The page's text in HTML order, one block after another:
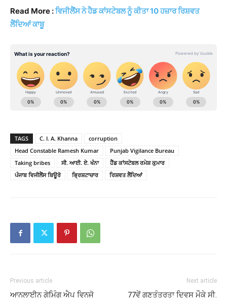
Read More :ਵਿਜੀਲੈਂਸ ਨੇ ਹੈਡ ਕਾਂਸਟੇਬਲ ਨੂੰ ਕੀਤਾ 10 ਹਜ਼ਾਰ ਰਿਸ਼ਵਤ
ਲੈਂਦਿਆਂ ਕਾਬੂ
TAGS C. I. A. Khanna
corruption
Head Constable Ramesh Kumar
Punjab Vigilance Bureau
Taking bribes
ਸੀ. ਆਈ. ਏ. ਖੰਨਾ
ਹੈੱਡ ਕਾਂਸਟੇਬਲ ਰਮੇਸ਼ ਕੁਮਾਰ
ਪੰਜਾਬ ਵਿਜੀਲੈਂਸ ਬਿਊਰੋ
ਭ੍ਰਿਸ਼ਟਾਚਾਰ ਰਿਸ਼ਵਤ ਲੈਂਦਿਆਂ
Previous article
ਆਨਲਾਈਨ ਗੇਮਿੰਗ ਐਪ ਵਿਨਜੋ
Next article
77ਵੇਂ ਗਣਤੰਤਰਤਾ ਦਿਵਸ ਮੌਕੇ ਸੀ.